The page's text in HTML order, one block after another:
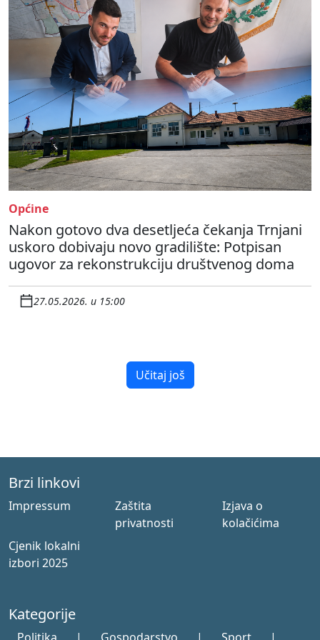
Općine
Nakon gotovo dva desetljeća čekanja Trnjani
uskoro dobivaju novo gradilište: Potpisan
ugovor za rekonstrukciju društvenog doma
27.05.2026. u 15:00
Učitaj još
Brzi linkovi
Impressum
Zaštita
privatnosti
Izjava o
kolačićima
Cjenik lokalni
izbori 2025
Kategorije